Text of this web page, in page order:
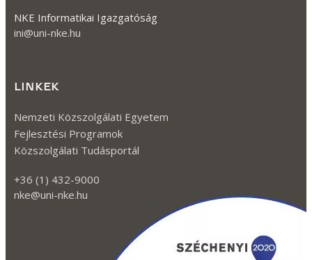
NKE Informatikai Igazgatóság
ini@uni-nke.hu
LINKEK
Nemzeti Közszolgálati Egyetem
Fejlesztési Programok
Közszolgálati Tudásportál
+36 (1) 432-9000
nke@uni-nke.hu
Kövessen minket a Facebook-on
Kövessen minket az TikTok-on!
Kövessen minket az Instagram-mon
Kövessen minket a Twitter-en
Kövessen minket a YouTube-on